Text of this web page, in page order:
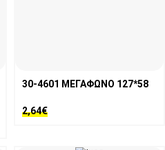
30-4601 ΜΕΓΑΦΩΝΟ 127*58
2,64€